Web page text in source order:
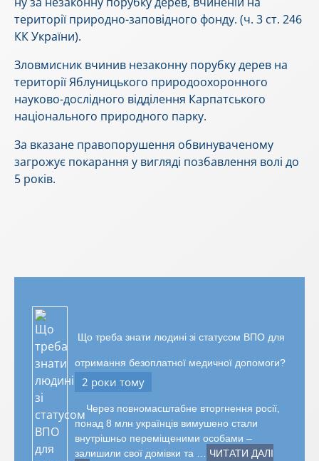
території природно-заповідного фонду. (ч. 3 ст. 246
КК України).
Зловмисник вчинив незаконну порубку дерев на
території Яблуницького природоохоронного
науково-дослідного відділення Карпатського
національного природного парку.
За вказане правопорушення обвинуваченому
загрожує покарання у вигляді позбавлення волі до
5 років.
Що треба знати людині зі статусом ВПО для
отримання безоплатної медичної допомоги?
2 роки тому
Через повномасштабне вторгнення росії,
понад 8 млн українців вимушено стали
внутрішньо переміщеними особами –
залишили свої домівки та …
ЧИТАТИ ДАЛІ